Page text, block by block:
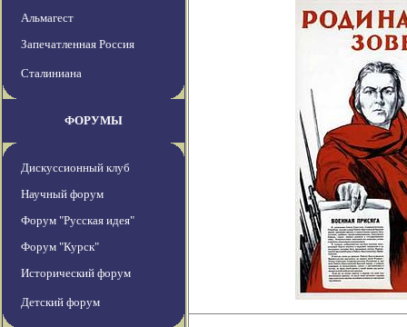
Альмагест
Запечатленная Россия
Сталиниана
ФОРУМЫ
Дискуссионный клуб
Научный форум
Форум "Русская идея"
Форум "Курск"
Исторический форум
Детский форум